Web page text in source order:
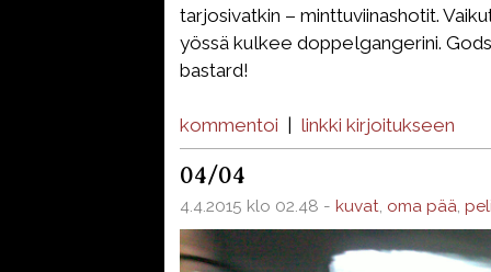
tarjosivatkin – minttuviinashotit.
yössä kulkee doppelgangerini.
bastard!
kommentoi linkki kirjoitukseen
04/04
4.4.2015 klo 02.48 - kuvat, oma pää,